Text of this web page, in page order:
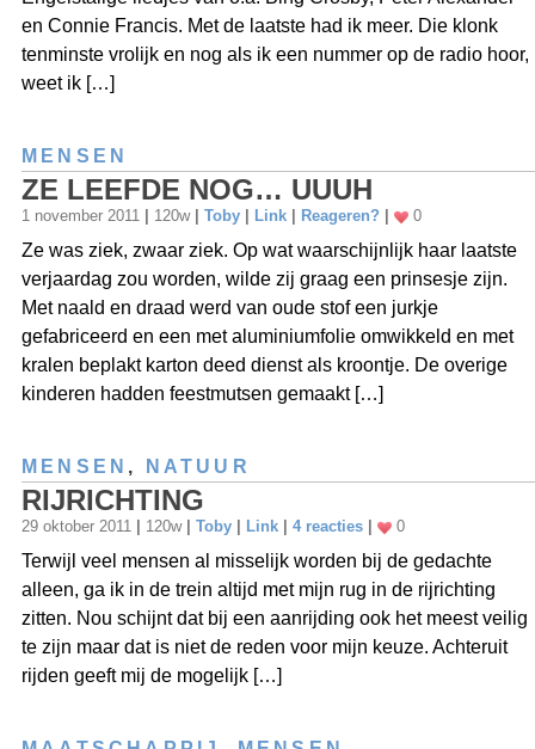
en Connie Francis. Met de laatste had ik meer. Die klonk
tenminste vrolijk en nog als ik een nummer op de radio hoor,
weet ik […]
MENSEN
ZE LEEFDE NOG… UUUH
1 november 2011 120w Toby Link Reageren? 0
Ze was ziek, zwaar ziek. Op wat waarschijnlijk haar laatste
verjaardag zou worden, wilde zij graag een prinsesje zijn.
Met naald en draad werd van oude stof een jurkje
gefabriceerd en een met aluminiumfolie omwikkeld en met
kralen beplakt karton deed dienst als kroontje. De overige
kinderen hadden feestmutsen gemaakt […]
MENSEN , NATUUR
RIJRICHTING
29 oktober 2011 120w Toby Link 4 reacties 0
Terwijl veel mensen al misselijk worden bij de gedachte
alleen, ga ik in de trein altijd met mijn rug in de rijrichting
zitten. Nou schijnt dat bij een aanrijding ook het meest veilig
te zijn maar dat is niet de reden voor mijn keuze. Achteruit
rijden geeft mij de mogelijk […]